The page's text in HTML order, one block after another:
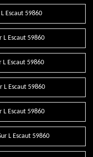
Escaut 59860
L Escaut 59860
Escaut 59860
L Escaut 59860
L Escaut 59860
L Escaut 59860